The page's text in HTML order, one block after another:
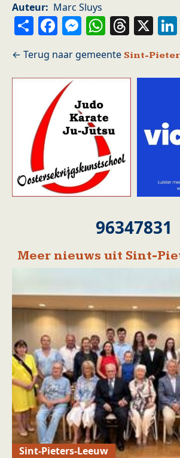
Auteur Marc Sluys
ShareFacebook X
Sint-
96347831
Meer nieuws uit Sint-
Sint-Pieters-Leeuw